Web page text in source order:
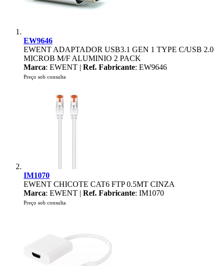
EW9646
EWENT ADAPTADOR USB3.1 GEN 1 TYPE C/USB 2.0
MICROB M/F ALUMINIO 2 PACK
Marca: EWENT | Ref. Fabricante: EW9646
Preço sob consulta
IM1070
EWENT CHICOTE CAT6 FTP 0.5MT CINZA
Marca: EWENT | Ref. Fabricante: IM1070
Preço sob consulta